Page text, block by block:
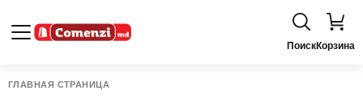
ПоискКорзина
ГЛАВНАЯ СТРАНИЦА